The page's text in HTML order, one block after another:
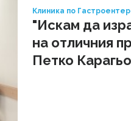
Клиника по
"Искам да
на отличния
Петко